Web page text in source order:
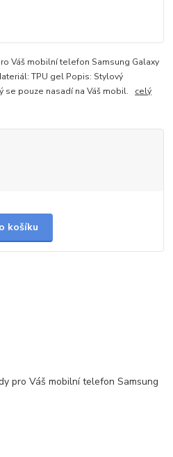
Váš mobilní telefon Samsung Galaxy
TPU gel Popis: Stylový
se pouze nasadí na Váš mobil. celý
košíku
pro Váš mobilní telefon Samsung